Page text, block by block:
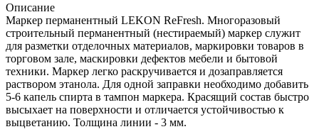
Описание
Маркер перманентный LEKON ReFresh. Многоразовый
строительный перманентный (нестираемый) маркер служит
для разметки отделочных материалов, маркировки товаров в
торговом зале, маскировки дефектов мебели и бытовой
техники. Маркер легко раскручивается и дозаправляется
раствором этанола. Для одной заправки необходимо добавить
5-6 капель спирта в тампон маркера. Красящий состав быстро
высыхает на поверхности и отличается устойчивостью к
выцветанию. Толщина линии - 3 мм.